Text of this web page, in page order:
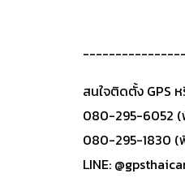
สนใจติดตั้ง GPS
080-295-6052
080-295-1830 (
LINE: